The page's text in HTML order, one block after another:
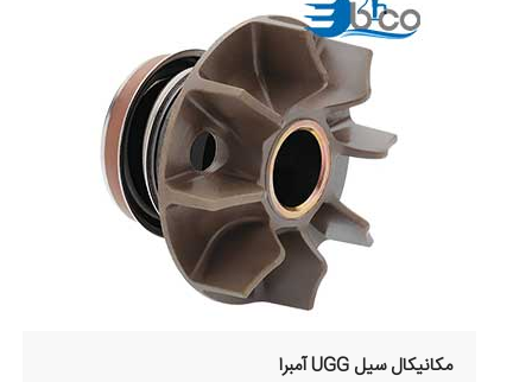
مکانیکال سیل UGG آمبرا